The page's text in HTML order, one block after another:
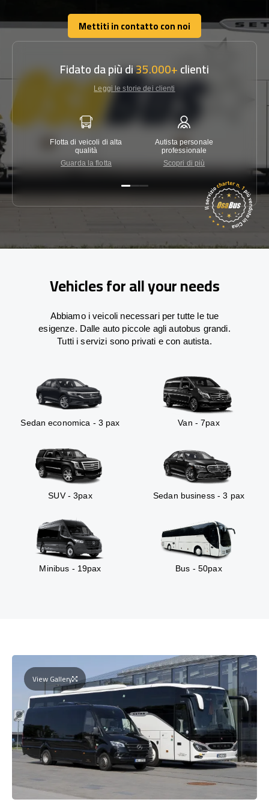
Mettiti in contatto con noi
Mettiti in contatto con noi
Fidato da più di35.000+clienti
Leggi le storie dei clienti
Flotta di veicoli di alta
qualità
Guarda la flotta
Autista personale
professionale
Scopri di più
Vehicles for all your needs
Abbiamo i veicoli necessari per tutte le tue
esigenze. Dalle auto piccole agli autobus grandi.
Tutti i servizi sono privati e con autista.
Sedan economica - 3 pax Van - 7pax
SUV - 3pax Sedan business - 3 pax
Minibus - 19pax Bus - 50pax
View Gallery